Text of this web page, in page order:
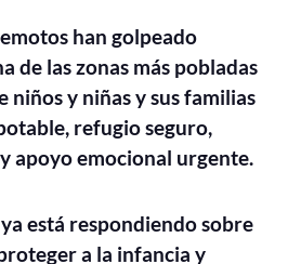
han golpeado
de las zonas más pobladas
niños y niñas y sus familias
refugio seguro,
apoyo emocional urgente.
está respondiendo sobre
a la infancia y